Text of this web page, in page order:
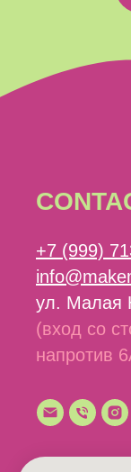
+7 (999)
ул. Малая
(вход со
напротив